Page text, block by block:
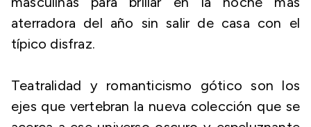
aterradora del año sin salir de casa con el
típico disfraz.
Teatralidad y romanticismo gótico son los
ejes que vertebran la nueva colección que se